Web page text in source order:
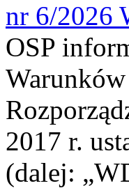
nr 6/2026
OSP
2017 r.
(dalej: